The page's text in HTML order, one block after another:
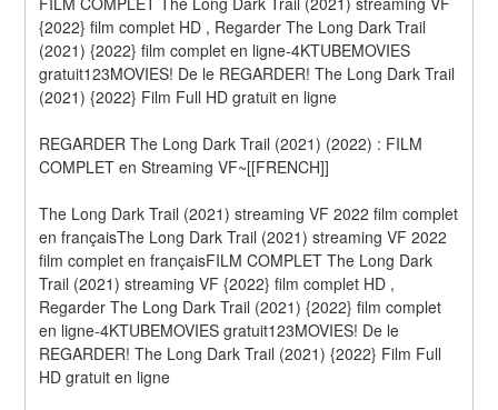
{2022} film complet HD , Regarder The Long Dark Trail
(2021) {2022} film complet en ligne-4KTUBEMOVIES
gratuit123MOVIES! De le REGARDER! The Long Dark Trail
(2021) {2022} Film Full HD gratuit en ligne
REGARDER The Long Dark Trail (2021) (2022) : FILM
COMPLET en Streaming VF~[[FRENCH]]
The Long Dark Trail (2021) streaming VF 2022 film complet
en françaisThe Long Dark Trail (2021) streaming VF 2022
film complet en françaisFILM COMPLET The Long Dark
Trail (2021) streaming VF {2022} film complet HD ,
Regarder The Long Dark Trail (2021) {2022} film complet
en ligne-4KTUBEMOVIES gratuit123MOVIES! De le
REGARDER! The Long Dark Trail (2021) {2022} Film Full
HD gratuit en ligne